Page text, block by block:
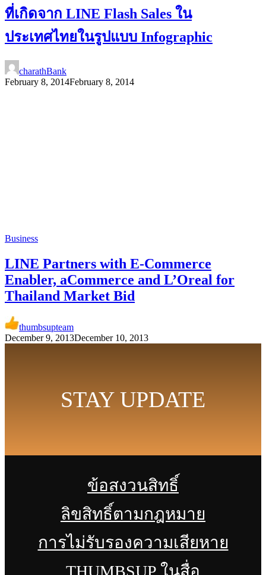
ที่เกิดจาก LINE Flash Sales ใน
ประเทศไทยในรูปแบบ Infographic
charathBank
February 8, 2014February 8, 2014
Business
LINE Partners with E-Commerce
Enabler, aCommerce and L’Oreal for
Thailand Market Bid
thumbsupteam
December 9, 2013December 10, 2013
STAY UPDATE
ข้อสงวนสิทธิ์
ลิขสิทธิ์ตามกฎหมาย
การไม่รับรองความเสียหาย
THUMBSUP ในสื่อ